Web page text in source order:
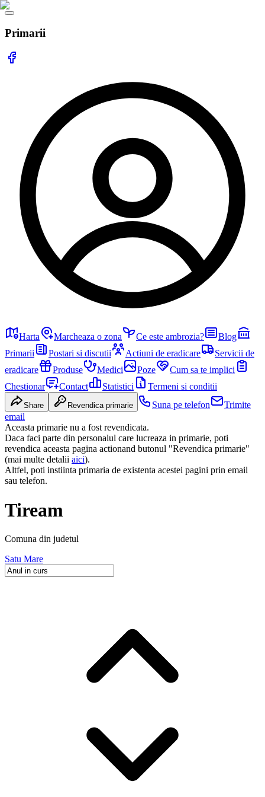
Primarii
Harta Marcheaza o zona Ce este ambrozia?
Blog
Primarii
Postari si discutii Actiuni de eradicare
Servicii de
eradicare
Produse Medici Poze
Cum sa te implici
Chestionar
Contact Statistici Termeni si conditii
Share Revendica primarie Suna pe telefon
Trimite
email
Aceasta primarie nu a fost revendicata.
Daca faci parte din personalul care lucreaza in primarie, poti
revendica aceasta pagina actionand butonul "Revendica primarie"
(mai multe detalii aici).
Altfel, poti instiinta primaria de existenta acestei pagini prin email
sau telefon.
Tiream
Comuna din judetul
Satu Mare